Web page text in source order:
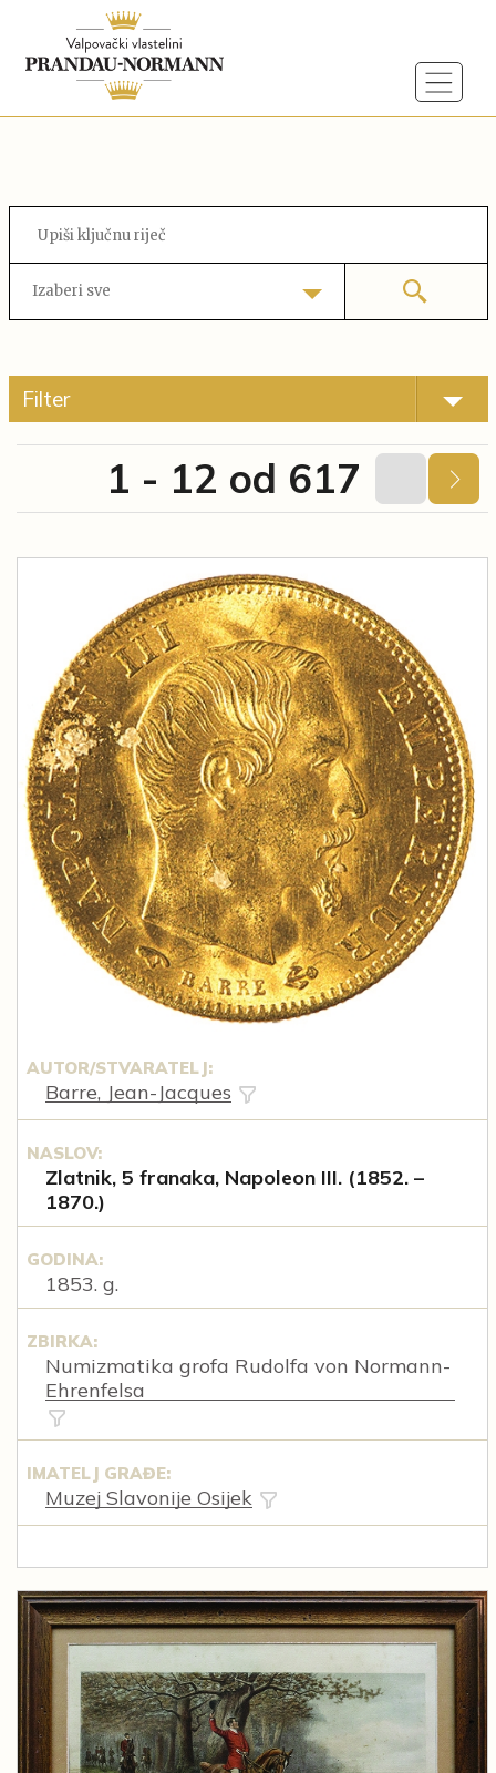
Izaberi sve
Filter
1 - 12 od 617
AUTOR/STVARATELJ:
Barre, Jean-Jacques
NASLOV:
Zlatnik, 5 franaka, Napoleon III. (1852. –
1870.)
GODINA:
1853. g.
ZBIRKA:
Numizmatika grofa Rudolfa von Normann-
Ehrenfelsa
IMATELJ GRAĐE:
Muzej Slavonije Osijek